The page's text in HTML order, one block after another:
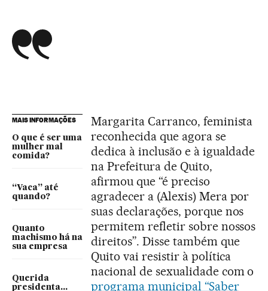
MAIS INFORMAÇÕES
O que é ser uma
mulher mal
comida?
“Vaca” até
quando?
Quanto
machismo há na
sua empresa
Querida
presidenta...
Margarita Carranco, feminista
reconhecida que agora se
dedica à inclusão e à igualdade
na Prefeitura de Quito,
afirmou que “é preciso
agradecer a (Alexis) Mera por
suas declarações, porque nos
permitem refletir sobre nossos
direitos”. Disse também que
Quito vai resistir à política
nacional de sexualidade com o
programa municipal “Saber